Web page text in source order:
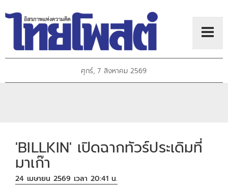
ศุกร์, 7 สิงหาคม 2569
'BILLKIN' เปิดฉากทัวร์ประเดิมที่
มาเก๊า
24 เมษายน 2569 เวลา 20:41 น.